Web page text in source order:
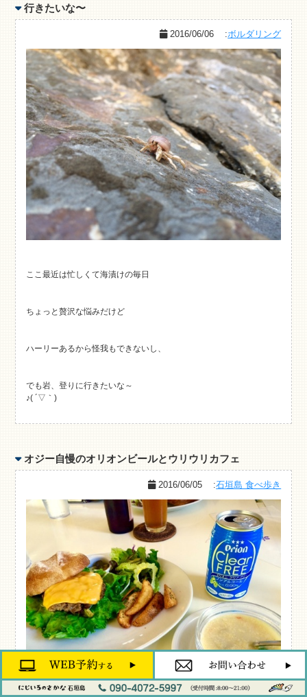
行きたいな〜
2016/06/06 :ボルダリング
ここ最近は忙しくて海漬けの毎日
ちょっと贅沢な悩みだけど
ハーリーあるから怪我もできないし、
でも岩、登りに行きたいな～
♪( ´▽｀)
オジー自慢のオリオンビールとウリウリカフェ
2016/06/05 :石垣島 食べ歩き